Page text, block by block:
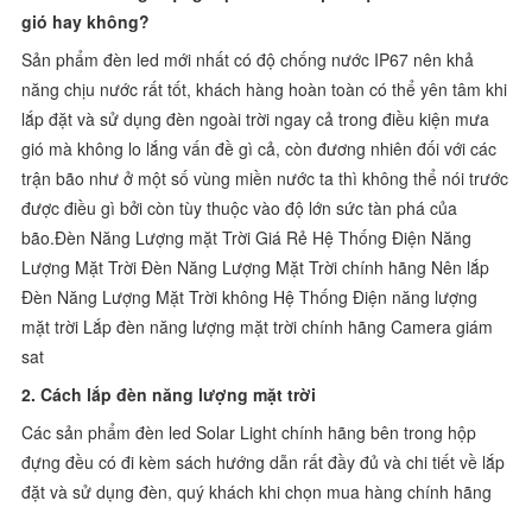
gió hay không?
Sản phẩm đèn led mới nhất có độ chống nước IP67 nên khả
năng chịu nước rất tốt, khách hàng hoàn toàn có thể yên tâm khi
lắp đặt và sử dụng đèn ngoài trời ngay cả trong điều kiện mưa
gió mà không lo lắng vấn đề gì cả, còn đương nhiên đối với các
trận bão như ở một số vùng miền nước ta thì không thể nói trước
được điều gì bởi còn tùy thuộc vào độ lớn sức tàn phá của
bão.Đèn Năng Lượng mặt Trời Giá Rẻ Hệ Thống Điện Năng
Lượng Mặt Trời Đèn Năng Lượng Mặt Trời chính hãng Nên lắp
Đèn Năng Lượng Mặt Trời không Hệ Thống Điện năng lượng
mặt trời Lắp đèn năng lượng mặt trời chính hãng Camera giám
sat
2. Cách lắp đèn năng lượng mặt trời
Các sản phẩm đèn led Solar Light chính hãng bên trong hộp
đựng đều có đi kèm sách hướng dẫn rất đầy đủ và chi tiết về lắp
đặt và sử dụng đèn, quý khách khi chọn mua hàng chính hãng